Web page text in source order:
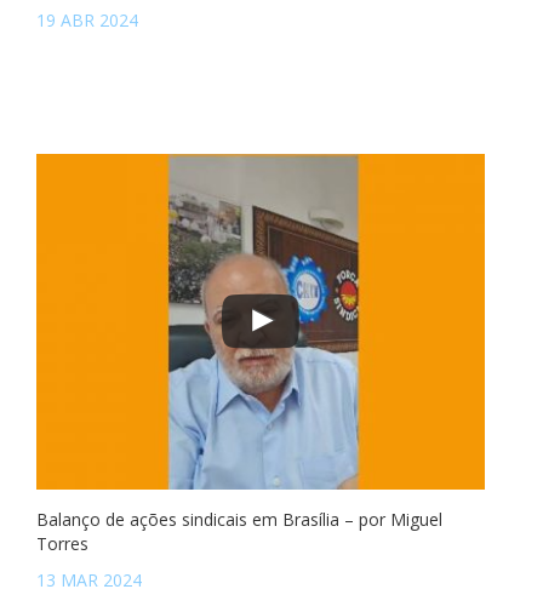
19 ABR 2024
Balanço de ações sindicais em Brasília – por Miguel
Torres
13 MAR 2024